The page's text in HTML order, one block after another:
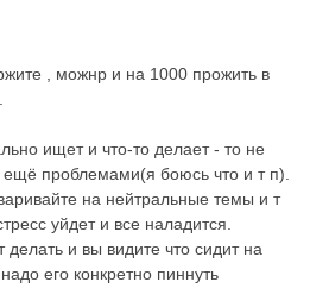
, можнр и на 1000 прожить в
ищет и что-то делает - то не
ещё проблемами(я боюсь что и т п).
на нейтральные темы и т
уйдет и все наладится.
делать и вы видите что сидит на
его конкретно пиннуть